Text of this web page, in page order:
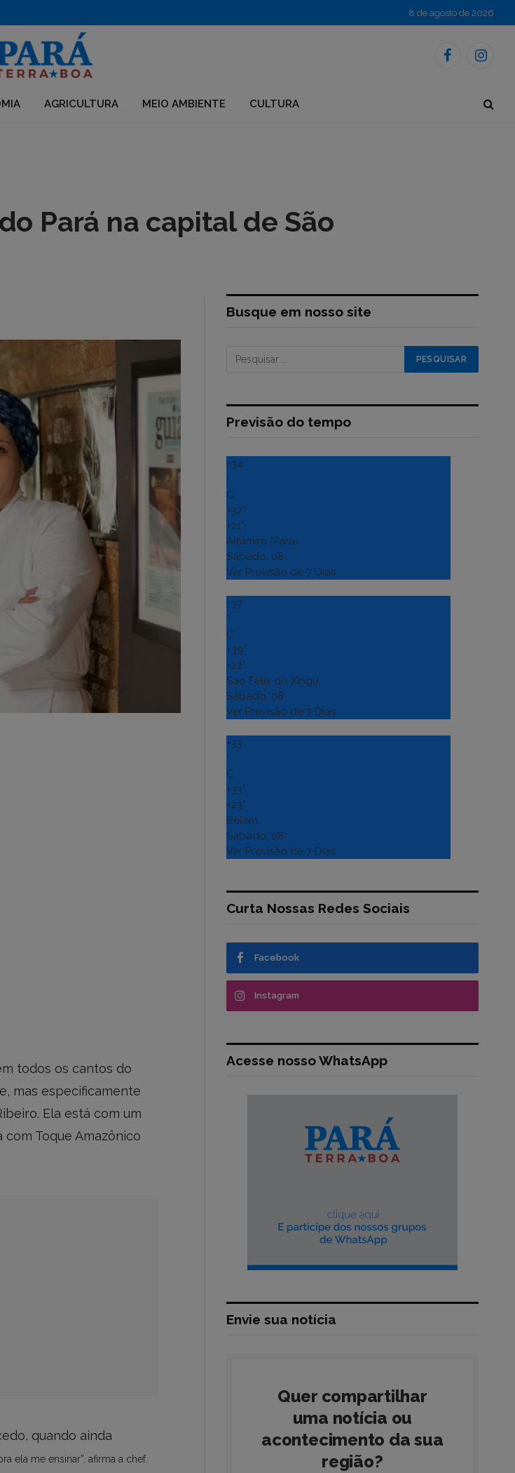
8 de agosto de 2026
Facebook
AGRICULTURA MEIO AMBIENTE CULTURA
Pará na capital de São
todos os cantos do
mas especificamente
Ela está com um
com Toque Amazônico
quando ainda
ela me ensinar”, afirma a chef.
Busque em nosso site
Previsão do tempo
+34
°
C
+37°
+21°
Altamira (Para)
Sábado, 08
Ver Previsão de 7 Dias
+37
°
C
+39°
+22°
Sao Felix do Xingu
Sábado, 08
Ver Previsão de 7 Dias
+33
°
C
+33°
+23°
Belém
Sábado, 08
Ver Previsão de 7 Dias
Curta Nossas Redes Sociais
Facebook
Instagram
Acesse nosso WhatsApp
Envie sua notícia
Quer compartilhar
uma notícia ou
acontecimento da sua
região?